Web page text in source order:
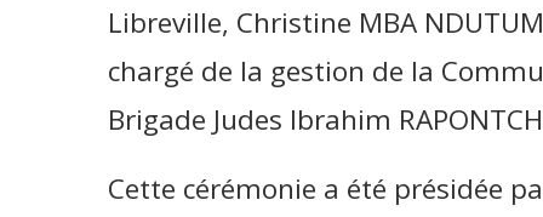
Libreville, Christine MBA
chargé de la gestion de la
Brigade Judes Ibrahim
Cette cérémonie a été présidée